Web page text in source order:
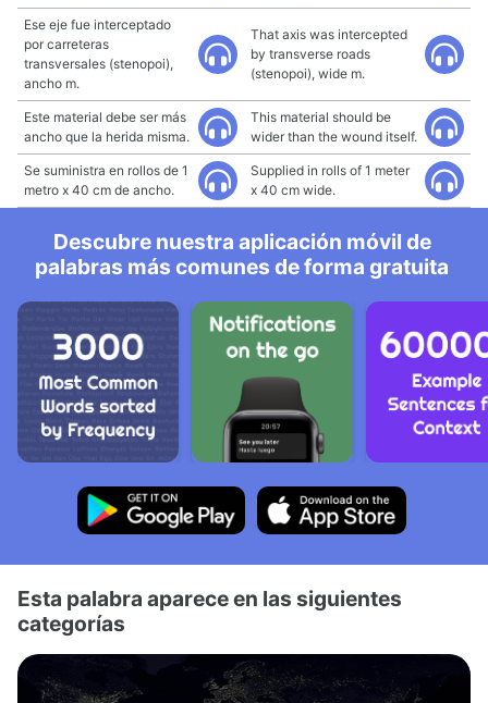
Ese eje fue interceptado
por carreteras
transversales (stenopoi),
ancho m.
That axis was intercepted
by transverse roads
(stenopoi), wide m.
Este material debe ser más
ancho que la herida misma.
This material should be
wider than the wound itself.
Se suministra en rollos de 1
metro x 40 cm de ancho.
Supplied in rolls of 1 meter
x 40 cm wide.
Descubre nuestra aplicación móvil de
palabras más comunes de forma gratuita
Esta palabra aparece en las siguientes
categorías